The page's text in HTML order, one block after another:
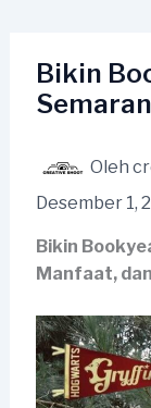
kontenBikin
Oleh
Desember 1,
Bikin
Manfaat,